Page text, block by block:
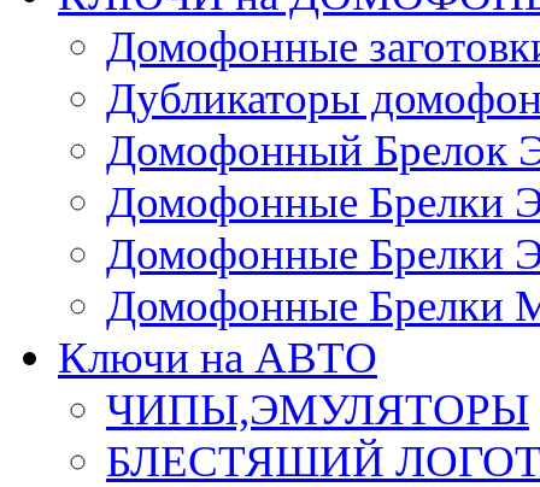
Домофонные
Дубликаторы
Домофонный Брелок
Домофонные Брелки
Домофонные Брелки
Домофонные Брелки
Ключи на АВТО
ЧИПЫ,ЭМУЛЯТОРЫ
БЛЕСТЯШИЙ